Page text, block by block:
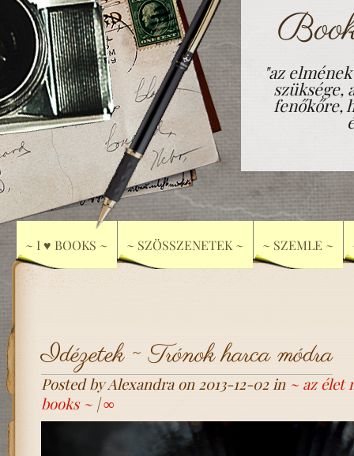
"az
szüksége,
fenőkőre,
~ I ♥ BOOKS ~ ~ SZÖSSZENETEK ~ ~ SZEMLE ~
Idézetek ~ Trónok harca módra
Posted by Alexandra on 2013-12-02 in ~ az élet
books ~|∞